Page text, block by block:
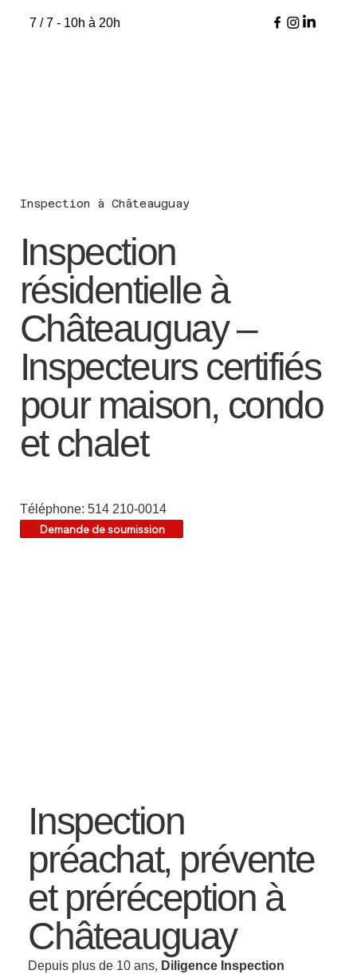
7 / 7 - 10h à 20h
Inspection à Châteauguay
Inspection
résidentielle à
Châteauguay –
Inspecteurs certifiés
pour maison, condo
et chalet
Téléphone: 514 210-0014
Demande de soumission
Inspection
préachat, prévente
et préréception à
Châteauguay
Depuis plus de 10 ans, Diligence Inspection